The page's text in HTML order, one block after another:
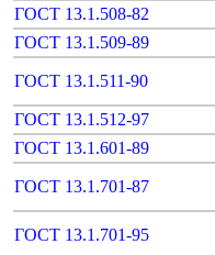
ГОСТ 13.1.508-82
ГОСТ 13.1.509-89
ГОСТ 13.1.511-90
ГОСТ 13.1.512-97
ГОСТ 13.1.601-89
ГОСТ 13.1.701-87
ГОСТ 13.1.701-95